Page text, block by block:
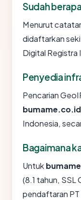
Sudah
Menurut
didaftarkan
Digital Registra
Penyedia
Pencarian
bumame.co.id
Indonesia,
Bagaimana
Untuk
(8.1 tahun, SSL
pendaftaran